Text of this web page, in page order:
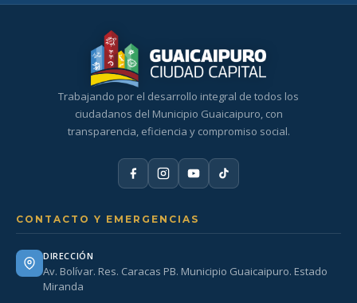
Trabajando por el desarrollo integral de todos los
ciudadanos del Municipio Guaicaipuro, con
transparencia, eficiencia y compromiso social.
CONTACTO Y EMERGENCIAS
DIRECCIÓN
Av. Bolívar. Res. Caracas PB. Municipio Guaicaipuro. Estado
Miranda